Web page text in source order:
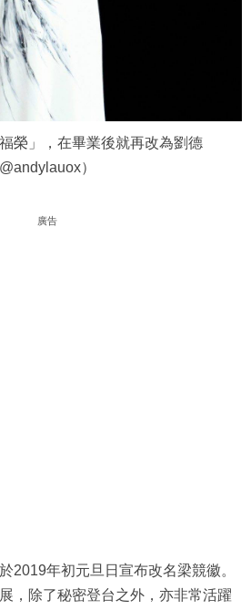
榮」，在畢業後就再改為劉德
）
廣告
2019年初元旦日宣布改名梁競徽。
，除了秘密登台之外，亦非常活躍